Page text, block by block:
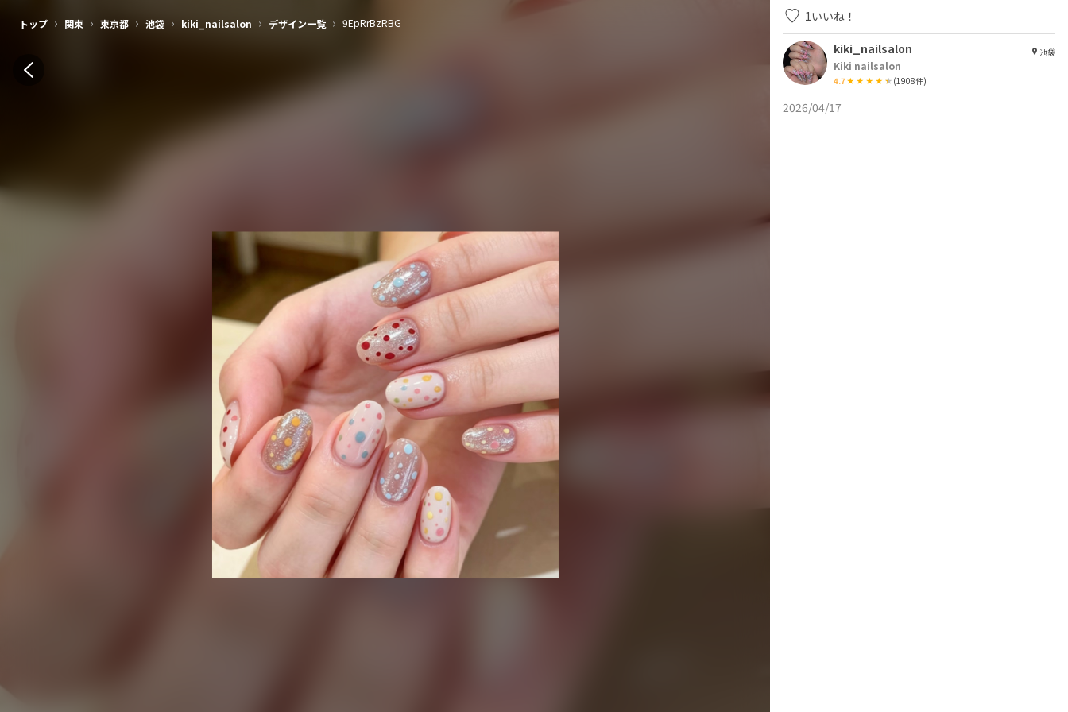
トップ › 関東 › 東京都 › 池袋 › kiki_nailsalon › デザイン一覧 › 9EpRrBzRBG 1いいね！
kiki_nailsalon
Kiki nailsalon
4.7 (1908件)
池袋
2026/04/17